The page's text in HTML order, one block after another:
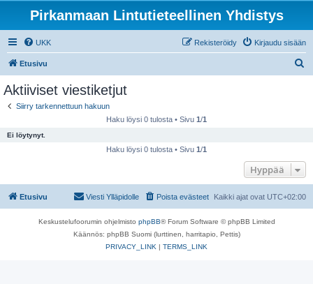
Pirkanmaan Lintutieteellinen Yhdistys
UKK Kirjaudu sisään
Rekisteröidy
Etusivu
Aktiiviset viestiketjut
Siirry tarkennettuun hakuun
Haku löysi 0 tulosta • Sivu 1/1
Ei löytynyt.
Haku löysi 0 tulosta • Sivu 1/1
Hyppää
Etusivu Kaikki ajat ovat UTC+02:00
Poista evästeet
Viesti Ylläpidolle
Keskustelufoorumin ohjelmisto phpBB® Forum Software © phpBB Limited
Käännös: phpBB Suomi (lurttinen, harritapio, Pettis)
PRIVACY_LINK | TERMS_LINK